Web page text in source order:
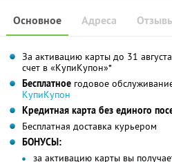
Основное Адреса
За активацию карты до 31
счет в «КупиКупон»*
Бесплатное годовое
КупиКупон
Кредитная карта без единого
Бесплатная доставка курьером
БОНУСЫ:
за активацию карты вы